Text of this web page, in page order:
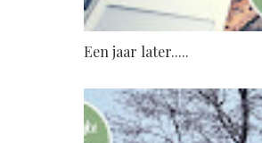
Een jaar later.....